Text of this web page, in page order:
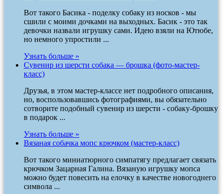
Вот такого Басика - поделку собаку из носков - мы
сшили с моими дочками на выходных. Басик - это так
девочки назвали игрушку сами. Идею взяли на Ютюбе,
но немного упростили ...
Узнать больше »
Сувенир из шерсти собака — брошка (фото-мастер-
класс)
Друзья, в этом мастер-классе нет подробного описания,
но, воспользовавшись фотографиями, вы обязательно
сотворите подобный сувенир из шерсти - собаку-брошку
в подарок ...
Узнать больше »
Вязаная собачка мопс крючком (мастер-класс)
Вот такого миниатюрного симпатягу предлагает связать
крючком Зацарная Галина. Вязаную игрушку мопса
можно будет повесить на елочку в качестве новогоднего
символа ...